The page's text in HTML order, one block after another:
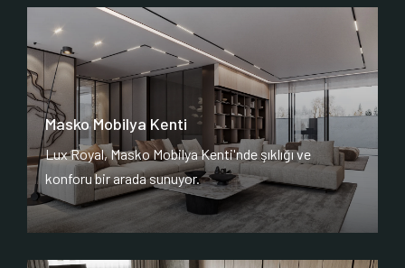
Masko Mobilya Kenti
Lux Royal, Masko Mobilya Kenti'nde şıklığı ve
konforu bir arada sunuyor.